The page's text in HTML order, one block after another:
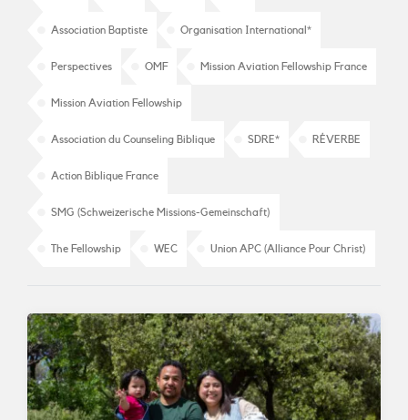
Association Baptiste Organisation International*
Perspectives OMF Mission Aviation Fellowship France
Mission Aviation Fellowship
Association du Counseling Biblique SDRE* RÉVERBE
Action Biblique France
SMG (Schweizerische Missions-Gemeinschaft)
The Fellowship WEC Union APC (Alliance Pour Christ)